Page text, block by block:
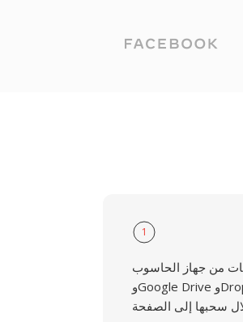
1
من جهاز الحاسوب
وGoogle Drive وDropbox، ورابط URL أو